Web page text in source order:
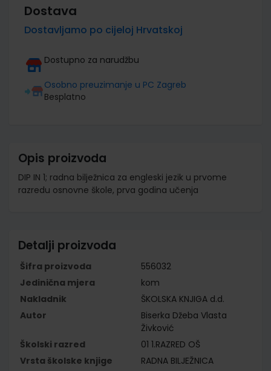
Dostava
Dostavljamo po cijeloj Hrvatskoj
Dostupno za narudžbu
Osobno preuzimanje u PC Zagreb
Besplatno
Opis proizvoda
DIP IN 1; radna bilježnica za engleski jezik u prvome
razredu osnovne škole, prva godina učenja
Detalji proizvoda
Šifra proizvoda
556032
Jedinična mjera
kom
Nakladnik
ŠKOLSKA KNJIGA d.d.
Autor
Biserka Džeba Vlasta
Živković
Školski razred
01 1.RAZRED OŠ
Vrsta školske knjige
RADNA BILJEŽNICA